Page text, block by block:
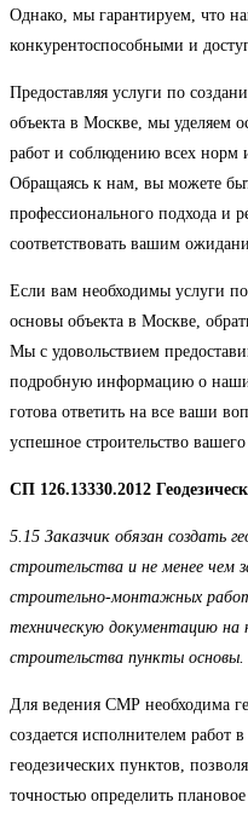
Однако, мы гарантируем, что
конкурентоспособными и
Предоставляя услуги по
объекта в Москве, мы уделяем
работ и соблюдению всех норм
Обращаясь к нам, вы можете
профессионального подхода и
соответствовать вашим
Если вам необходимы услуги
основы объекта в Москве,
Мы с удовольствием
подробную информацию о
готова ответить на все ваши
успешное строительство вашего
СП 126.13330.2012
5.15 Заказчик обязан создать
строительства и не менее чем
строительно-монтажных
техническую документацию на
строительства пункты основы.
Для ведения СМР необходима
создается исполнителем работ
геодезических пунктов,
точностью определить